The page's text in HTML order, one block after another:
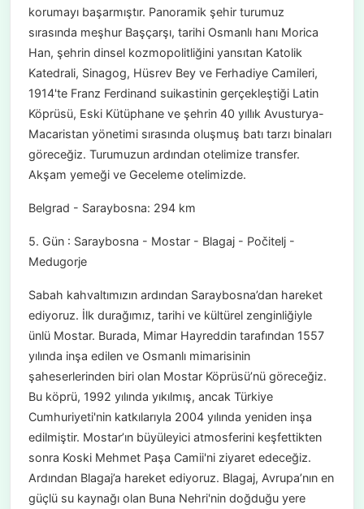
korumayı başarmıştır. Panoramik şehir turumuz
sırasında meşhur Başçarşı, tarihi Osmanlı hanı Morica
Han, şehrin dinsel kozmopolitliğini yansıtan Katolik
Katedrali, Sinagog, Hüsrev Bey ve Ferhadiye Camileri,
1914'te Franz Ferdinand suikastinin gerçekleştiği Latin
Köprüsü, Eski Kütüphane ve şehrin 40 yıllık Avusturya-
Macaristan yönetimi sırasında oluşmuş batı tarzı binaları
göreceğiz. Turumuzun ardından otelimize transfer.
Akşam yemeği ve Geceleme otelimizde.
Belgrad - Saraybosna: 294 km
5. Gün : Saraybosna - Mostar - Blagaj - Počitelj -
Medugorje
Sabah kahvaltımızın ardından Saraybosna’dan hareket
ediyoruz. İlk durağımız, tarihi ve kültürel zenginliğiyle
ünlü Mostar. Burada, Mimar Hayreddin tarafından 1557
yılında inşa edilen ve Osmanlı mimarisinin
şaheserlerinden biri olan Mostar Köprüsü’nü göreceğiz.
Bu köprü, 1992 yılında yıkılmış, ancak Türkiye
Cumhuriyeti'nin katkılarıyla 2004 yılında yeniden inşa
edilmiştir. Mostar’ın büyüleyici atmosferini keşfettikten
sonra Koski Mehmet Paşa Camii'ni ziyaret edeceğiz.
Ardından Blagaj’a hareket ediyoruz. Blagaj, Avrupa’nın en
güçlü su kaynağı olan Buna Nehri'nin doğduğu yere